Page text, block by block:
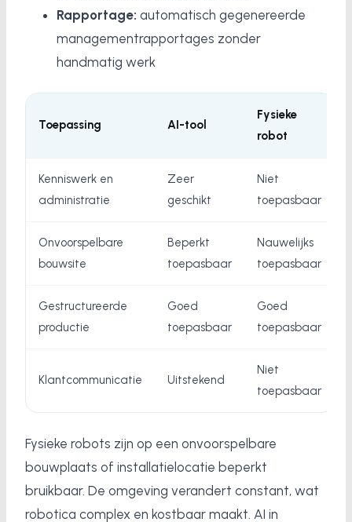
Rapportage: automatisch gegenereerde
managementrapportages zonder
handmatig werk
Toepassing AI-tool
Fysieke
robot
Kenniswerk en
administratie
Zeer
geschikt
Niet
toepasbaar
Onvoorspelbare
bouwsite
Beperkt
toepasbaar
Nauwelijks
toepasbaar
Gestructureerde
productie
Goed
toepasbaar
Goed
toepasbaar
Klantcommunicatie Uitstekend
Niet
toepasbaar
Fysieke robots zijn op een onvoorspelbare
bouwplaats of installatielocatie beperkt
bruikbaar. De omgeving verandert constant, wat
robotica complex en kostbaar maakt. AI in